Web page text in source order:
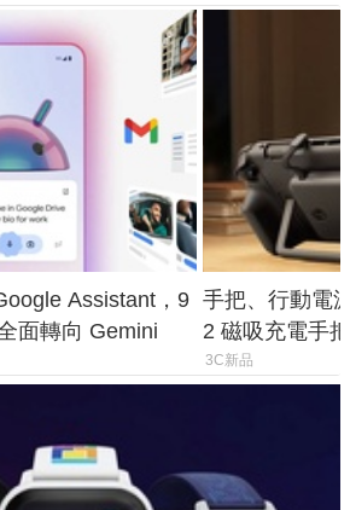
Assistant，9
面轉向 Gemini
手把、行動電
2 磁吸充電手
倍
3C新品